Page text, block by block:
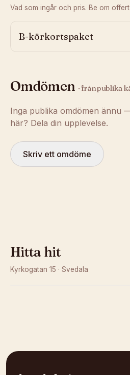
Vad som ingår och pris. Be om
B-körkortspaket
Omdömen · från publika
Inga publika omdömen ännu
här? Dela din upplevelse.
Skriv ett omdöme
Hitta hit
Kyrkogatan 15 · Svedala